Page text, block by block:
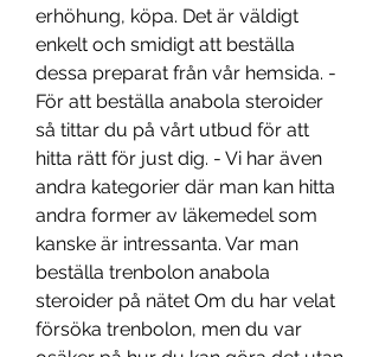
erhöhung, köpa. Det är väldigt
enkelt och smidigt att beställa
dessa preparat från vår hemsida. -
För att beställa anabola steroider
så tittar du på vårt utbud för att
hitta rätt för just dig. - Vi har även
andra kategorier där man kan hitta
andra former av läkemedel som
kanske är intressanta. Var man
beställa trenbolon anabola
steroider på nätet Om du har velat
försöka trenbolon, men du var